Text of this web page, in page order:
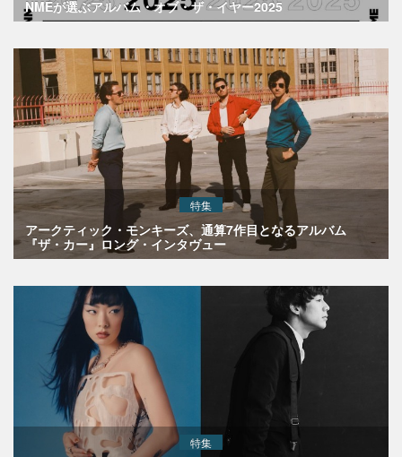
NMEが選ぶアルバム・オブ・ザ・イヤー2025
特集
アークティック・モンキーズ、通算7作目となるアルバム
『ザ・カー』ロング・インタヴュー
特集